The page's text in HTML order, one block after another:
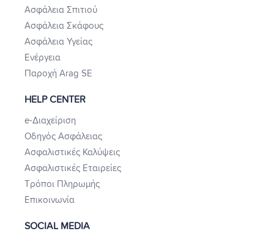
Ασφάλεια Σπιτιού
Ασφάλεια Σκάφους
Ασφάλεια Υγείας
Ενέργεια
Παροχή Arag SE
HELP CENTER
e-Διαχείριση
Οδηγός Ασφάλειας
Ασφαλιστικές Καλύψεις
Ασφαλιστικές Εταιρείες
Τρόποι Πληρωμής
Επικοινωνία
SOCIAL MEDIA